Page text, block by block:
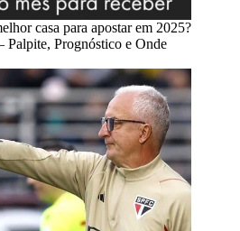
casa para apostar em 2025?
Prognóstico e Onde